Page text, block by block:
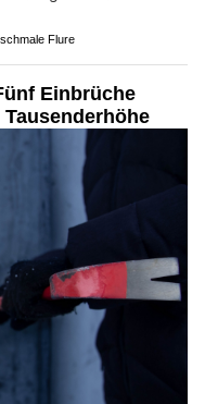
Flure
Einbrüche